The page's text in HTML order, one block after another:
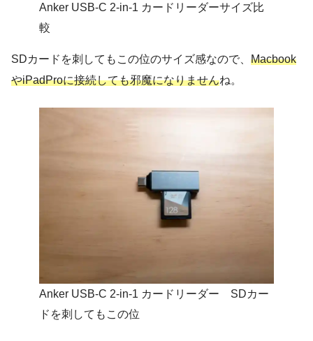
Anker USB-C 2-in-1 カードリーダーサイズ比
較
SDカードを刺してもこの位のサイズ感なので、 Macbook
やiPadProに接続しても邪魔になりませんね。
Anker USB-C 2-in-1 カードリーダー SDカー
ドを刺してもこの位